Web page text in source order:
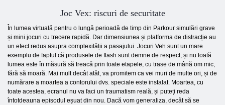
Joc Vex: riscuri de securitate
În lumea virtuală pentru o lungă perioadă de timp din Parkour simulări grave
și mini jocuri cu trecere rapidă. Dar dimensiunea și platforma de distracție au
un efect redus asupra complexității a pasajului. Jocuri Veh sunt un mare
exemplu de faptul că produsele de flash sunt demne de respect, și nu toată
lumea este în măsură să treacă prin toate etapele, cu trase de mână om mic,
fără să moară. Mai mult decât atât, va promitem ca vei muri de multe ori, și de
numărare a moartea a contorului dvs. speciale este instalat. Moartea, cu
toate acestea, ecranul nu va faci un traumatism reală, și puteți reda
întotdeauna episodul eșuat din nou. Dacă vom generaliza, decât să se